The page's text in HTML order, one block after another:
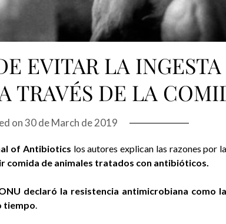
EVITAR LA
TRAVÉS DE LA
on30 de March de 2019
of Antibiotics los autores explican las razones por
comida de animales tratados con antibióticos.
declaró la resistencia antimicrobiana como
tiempo.